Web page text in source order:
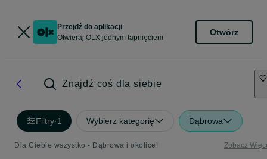
Przejdź do aplikacji
Otwieraj OLX jednym tapnięciem
Otwórz
Znajdź coś dla siebie
Filtry·1 Wybierz kategorię Dąbrowa
Dla Ciebie wszystko - Dąbrowa i okolice! Zobacz